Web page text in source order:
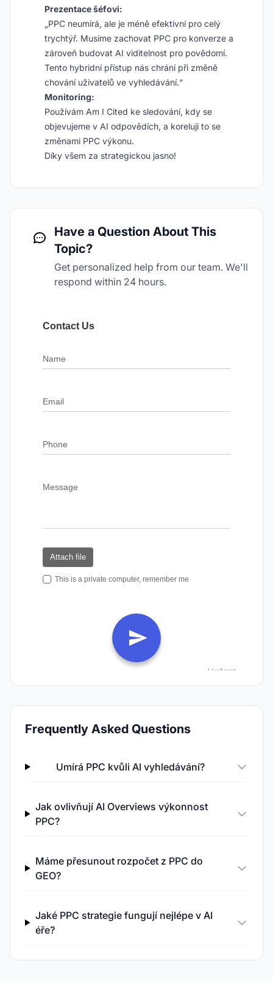
Prezentace šéfovi:
„PPC neumírá, ale je méně efektivní pro celý
trychtýř. Musíme zachovat PPC pro konverze a
zároveň budovat AI viditelnost pro povědomí.
Tento hybridní přístup nás chrání při změně
chování uživatelů ve vyhledávání.“
Monitoring:
Používám Am I Cited ke sledování, kdy se
objevujeme v AI odpovědích, a koreluji to se
změnami PPC výkonu.
Díky všem za strategickou jasno!
Have a Question About This
Topic?
Get personalized help from our team. We'll
respond within 24 hours.
Frequently Asked Questions
Umírá PPC kvůli AI vyhledávání?
Jak ovlivňují AI Overviews výkonnost
PPC?
Máme přesunout rozpočet z PPC do
GEO?
Jaké PPC strategie fungují nejlépe v AI
éře?